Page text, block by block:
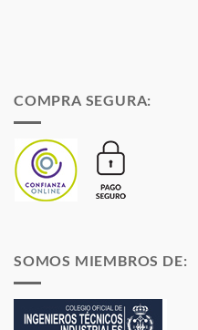
COMPRA SEGURA:
SOMOS MIEMBROS DE: